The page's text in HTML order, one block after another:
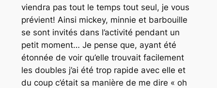
viendra pas tout le temps tout seul, je vous
prévient! Ainsi mickey, minnie et barbouille
se sont invités dans l’activité pendant un
petit moment… Je pense que, ayant été
étonnée de voir qu’elle trouvait facilement
les doubles j’ai été trop rapide avec elle et
du coup c’était sa manière de me dire « oh